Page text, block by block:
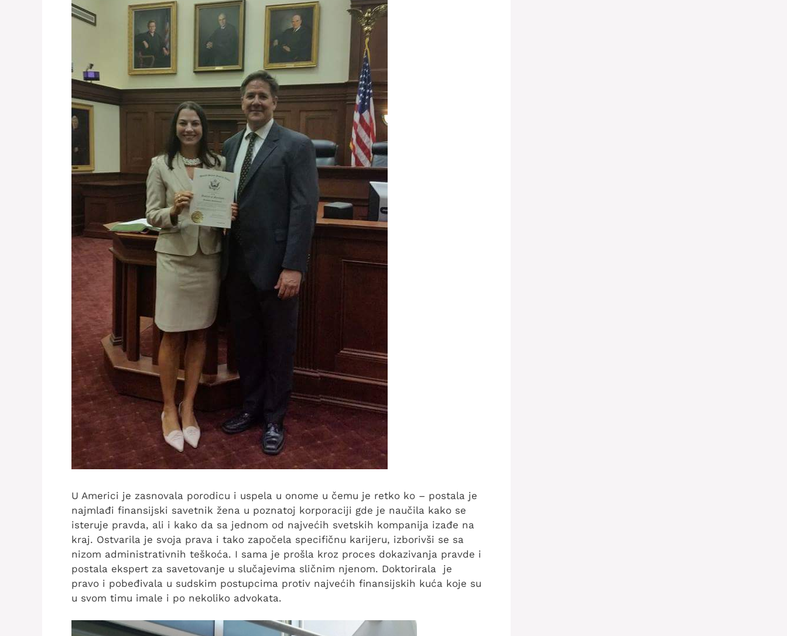
U Americi je zasnovala porodicu i uspela u onome u čemu je retko ko – postala je
najmlađi finansijski savetnik žena u poznatoj korporaciji gde je naučila kako se
isteruje pravda, ali i kako da sa jednom od najvećih svetskih kompanija izađe na
kraj. Ostvarila je svoja prava i tako započela specifičnu karijeru, izborivši se sa
nizom administrativnih teškoća. I sama je prošla kroz proces dokazivanja pravde i
postala ekspert za savetovanje u slučajevima sličnim njenom. Doktorirala je
pravo i pobeđivala u sudskim postupcima protiv najvećih finansijskih kuća koje su
u svom timu imale i po nekoliko advokata.